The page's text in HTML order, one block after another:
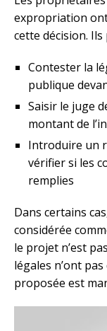
expropriation
cette décision.
Contester la
publique
Saisir le juge
montant de
Introduire un
vérifier si les
remplies
Dans certains
considérée
le projet n’est
légales n’ont
proposée est